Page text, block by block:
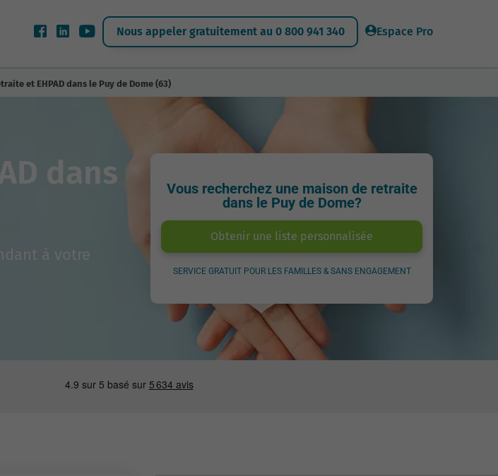
Nous appeler gratuitement au 0 800 941 340 Espace Pro
et EHPAD dans le Puy de Dome (63)
dans
à votre
Vous recherchez une maison de retraite
dans le Puy de Dome?
Obtenir une liste personnalisée
SERVICE GRATUIT POUR LES FAMILLES & SANS ENGAGEMENT